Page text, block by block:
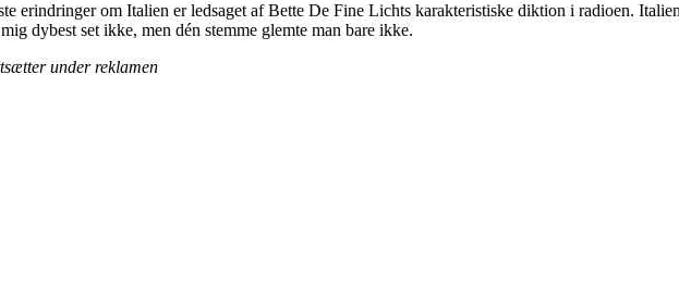
erindringer om Italien er ledsaget af Bette De Fine Lichts karakteristiske diktion i radioen. Italien
dybest set ikke, men dén stemme glemte man bare ikke.
under reklamen